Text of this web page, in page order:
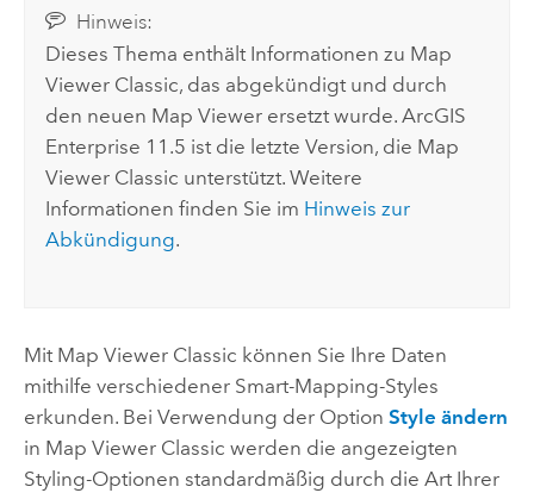
Hinweis:
Dieses Thema enthält Informationen zu Map
Viewer Classic, das abgekündigt und durch
den neuen Map Viewer ersetzt wurde.ArcGIS
Enterprise 11.5 ist die letzte Version, die Map
Viewer Classic unterstützt. Weitere
Informationen finden Sie im Hinweis zur
Abkündigung.
Mit Map Viewer Classic können Sie Ihre Daten
mithilfe verschiedener Smart-Mapping-Styles
erkunden. Bei Verwendung der Option Style ändern
in Map Viewer Classic werden die angezeigten
Styling-Optionen standardmäßig durch die Art Ihrer